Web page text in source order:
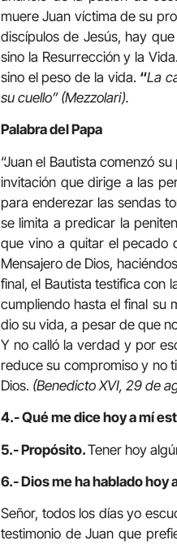
muere Juan víctima de su
discípulos de Jesús, hay
sino la Resurrección y la
sino el peso de la vida. “La
su cuello” (Mezzolari).
Palabra del Papa
“Juan el Bautista comenzó
invitación que dirige a las
para enderezar las sendas
se limita a predicar la
que vino a quitar el pecado
Mensajero de Dios,
final, el Bautista testifica con
cumpliendo hasta el final su
dio su vida, a pesar de que
Y no calló la verdad y por
reduce su compromiso y no
Dios. (Benedicto XVI, 29 de
4.- Qué me dice hoy a mí
5.- Propósito.Tener hoy
6.- Dios me ha hablado hoy
Señor, todos los días yo
testimonio de Juan que